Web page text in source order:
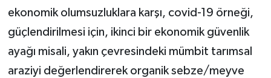
ekonomik olumsuzluklara karşı, covid-19 örneği,
güçlendirilmesi için, ikinci bir ekonomik güvenlik
ayağı misali, yakın çevresindeki mümbit tarımsal
araziyi değerlendirerek organik sebze/meyve